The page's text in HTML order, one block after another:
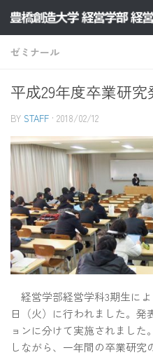
コンテンツへスキップ
ゼミナール
平成29年度卒業研
BY STAFF · 2018/02/12
経営学部経営学科3期生に
日（火）に行われました。発
ョンに分けて実施されまし
しながら、一年間の卒業研